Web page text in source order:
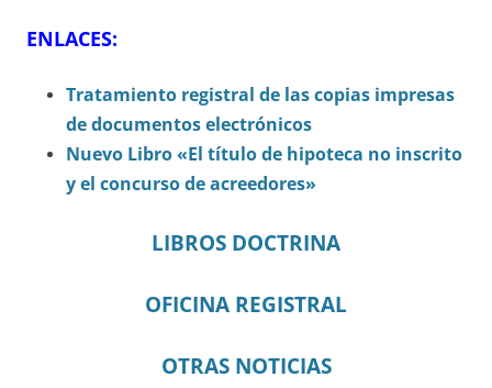
ENLACES:
Tratamiento registral de las copias impresas
de documentos electrónicos
Nuevo Libro «El título de hipoteca no inscrito
y el concurso de acreedores»
LIBROS DOCTRINA
OFICINA REGISTRAL
OTRAS NOTICIAS